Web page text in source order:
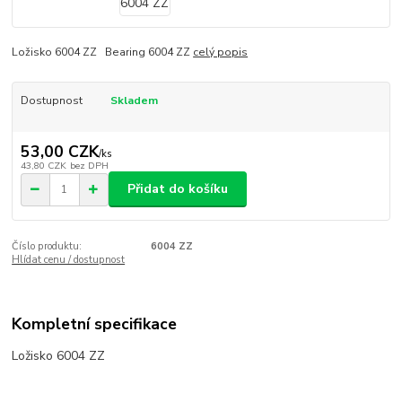
Ložisko 6004 ZZ Bearing 6004 ZZ celý popis
Dostupnost Skladem
53,00 CZK/ks
43,80 CZK bez DPH
Přidat do košíku
Číslo produktu:
6004 ZZ
Hlídat cenu / dostupnost
Kompletní specifikace
Ložisko 6004 ZZ